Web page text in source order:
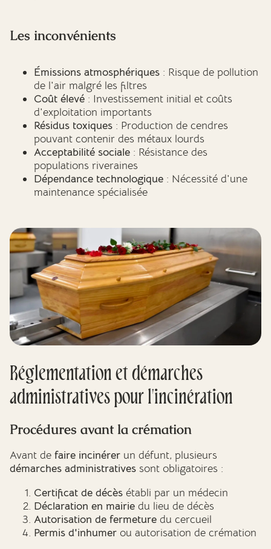
Les inconvénients
Émissions atmosphériques : Risque de pollution
de l'air malgré les filtres
Coût élevé : Investissement initial et coûts
d'exploitation importants
Résidus toxiques : Production de cendres
pouvant contenir des métaux lourds
Acceptabilité sociale : Résistance des
populations riveraines
Dépendance technologique : Nécessité d'une
maintenance spécialisée
Réglementation et démarches
administratives pour l'incinération
Procédures avant la crémation
Avant de faire incinérer un défunt, plusieurs
démarches administratives sont obligatoires :
Certificat de décès établi par un médecin
Déclaration en mairie du lieu de décès
Autorisation de fermeture du cercueil
Permis d'inhumer ou autorisation de crémation